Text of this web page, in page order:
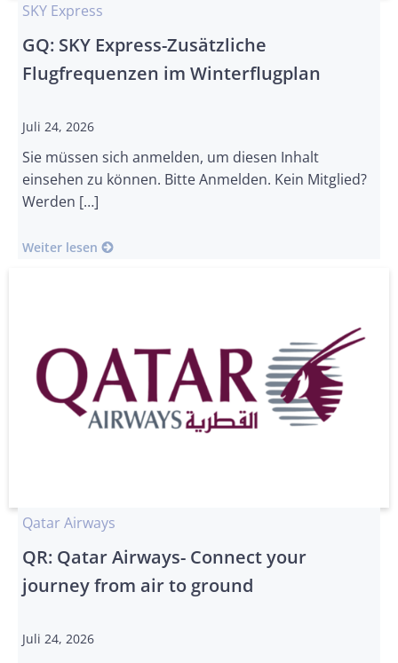
SKY Express
GQ: SKY Express-Zusätzliche
Flugfrequenzen im Winterflugplan
Juli 24, 2026
Sie müssen sich anmelden, um diesen Inhalt
einsehen zu können. Bitte Anmelden. Kein Mitglied?
Werden […]
Weiter lesen
Qatar Airways
QR: Qatar Airways- Connect your
journey from air to ground
Juli 24, 2026